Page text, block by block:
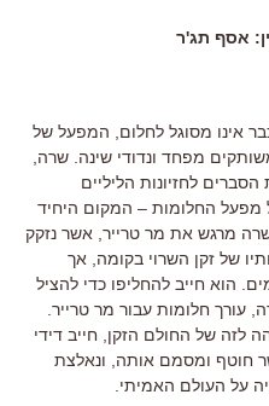
אסף תג'ר
אינו מסוגל לחלום, המפעל של
מפחד ונדודי שינה. שרה,
לחזיונות הליליים
מפעל החלומות – המקום היחיד
מרגש את מר טרייר, אשר נזקק
של זקן השרוי בקומה, אך
הוא חייב להחליפו כדי להציל
עורך חלומות עבור מר טרייר.
לזה של החולם הזקן, חייב דידי
חוטף ומסמם אותה, ונאלצת
על העולם האמיתי.